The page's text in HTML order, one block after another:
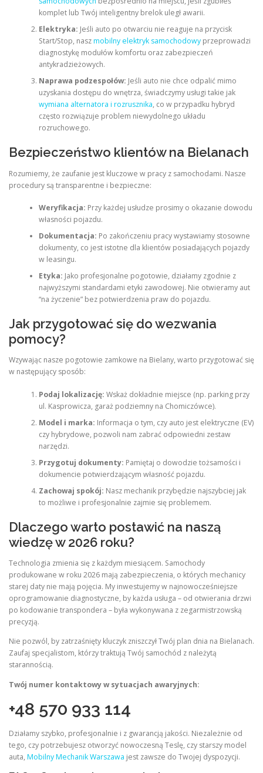
komplet lub Twój inteligentny brelok uległ awarii.
Elektryka: Jeśli auto po otwarciu nie reaguje na przycisk
Start/Stop, naszmobilny elektryk samochodowyprzeprowadzi
diagnostykę modułów komfortu oraz zabezpieczeń
antykradzieżowych.
Naprawa podzespołów: Jeśli auto nie chce odpalić mimo
uzyskania dostępu do wnętrza, świadczymy usługi takie jak
wymiana alternatora i rozrusznika, co w przypadku hybryd
często rozwiązuje problem niewydolnego układu
rozruchowego.
Bezpieczeństwo klientów na Bielanach
Rozumiemy, że zaufanie jest kluczowe w pracy z samochodami. Nasze
procedury są transparentne i bezpieczne:
Weryfikacja: Przy każdej usłudze prosimy o okazanie dowodu
własności pojazdu.
Dokumentacja: Po zakończeniu pracy wystawiamy stosowne
dokumenty, co jest istotne dla klientów posiadających pojazdy
w leasingu.
Etyka: Jako profesjonalne pogotowie, działamy zgodnie z
najwyższymi standardami etyki zawodowej. Nie otwieramy aut
“na życzenie” bez potwierdzenia praw do pojazdu.
Jak przygotować się do wezwania
pomocy?
Wzywając nasze pogotowie zamkowe na Bielany, warto przygotować się
w następujący sposób:
Podaj lokalizację: Wskaż dokładnie miejsce (np. parking przy
ul. Kasprowicza, garaż podziemny na Chomiczówce).
Model i marka: Informacja o tym, czy auto jest elektryczne (EV)
czy hybrydowe, pozwoli nam zabrać odpowiedni zestaw
narzędzi.
Przygotuj dokumenty: Pamiętaj o dowodzie tożsamości i
dokumencie potwierdzającym własność pojazdu.
Zachowaj spokój: Nasz mechanik przybędzie najszybciej jak
to możliwe i profesjonalnie zajmie się problemem.
Dlaczego warto postawić na naszą
wiedzę w 2026 roku?
Technologia zmienia się z każdym miesiącem. Samochody
produkowane w roku 2026 mają zabezpieczenia, o których mechanicy
starej daty nie mają pojęcia. My inwestujemy w najnowocześniejsze
oprogramowanie diagnostyczne, by każda usługa – od otwierania drzwi
po kodowanie transpondera – była wykonywana z zegarmistrzowską
precyzją.
Nie pozwól, by zatrzaśnięty kluczyk zniszczył Twój plan dnia na Bielanach.
Zaufaj specjalistom, którzy traktują Twój samochód z należytą
starannością.
Twój numer kontaktowy w sytuacjach awaryjnych:
+48 570 933 114
Działamy szybko, profesjonalnie i z gwarancją jakości. Niezależnie od
tego, czy potrzebujesz otworzyć nowoczesną Teslę, czy starszy model
auta, Mobilny Mechanik Warszawa jest zawsze do Twojej dyspozycji.